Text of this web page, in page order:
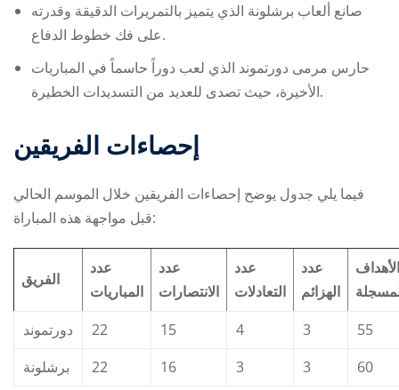
صانع ألعاب برشلونة الذي يتميز بالتمريرات الدقيقة وقدرته
على فك خطوط الدفاع.
حارس مرمى دورتموند الذي لعب دوراً حاسماً في المباريات
الأخيرة، حيث تصدى للعديد من التسديدات الخطيرة.
إحصاءات الفريقين
فيما يلي جدول يوضح إحصاءات الفريقين خلال الموسم الحالي
قبل مواجهة هذه المباراة:
الفريق
عدد
المباريات
عدد
الانتصارات
عدد
التعادلات
عدد
الهزائم
الأهداف
دورتموند
22 15 4 3
55
برشلونة
22 16 3 3 60